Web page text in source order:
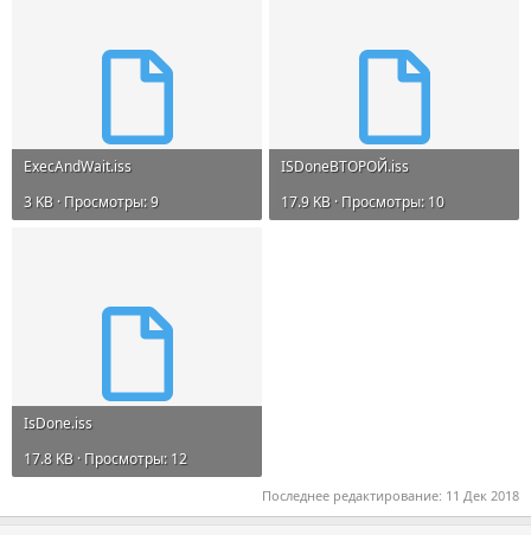
ExecAndWait.iss
3 KB · Просмотры: 9
ISDoneВТОРОЙ.iss
17.9 KB · Просмотры: 10
IsDone.iss
17.8 KB · Просмотры: 12
Последнее редактирование: 11 Дек 2018